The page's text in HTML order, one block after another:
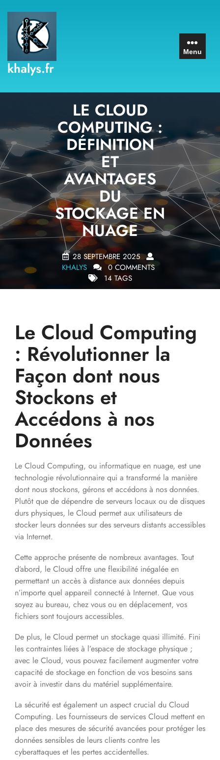
content
khalys.fr
Menu
LE CLOUD
COMPUTING :
DÉFINITION
ET
AVANTAGES
DU
STOCKAGE EN
NUAGE
28 SEPTEMBRE 2025
KHALYS
0 COMMENTS
14 TAGS
Le Cloud Computing
: Révolutionner la
Façon dont nous
Stockons et
Accédons à nos
Données
Le Cloud Computing, ou informatique en nuage, est une
technologie révolutionnaire qui a transformé la manière
dont nous stockons, gérons et accédons à nos données.
Plutôt que de dépendre de serveurs locaux ou de disques
durs physiques, le Cloud permet aux utilisateurs de
stocker leurs données sur des serveurs distants accessibles
via Internet.
Cette approche présente de nombreux avantages. Tout
d’abord, le Cloud offre une flexibilité inégalée en
permettant un accès à distance aux données depuis
n’importe quel appareil connecté à Internet. Que vous
soyez au bureau, chez vous ou en déplacement, vos
fichiers sont toujours accessibles.
De plus, le Cloud permet un stockage quasi illimité. Fini
les contraintes liées à l’espace de stockage physique ;
avec le Cloud, vous pouvez facilement augmenter votre
capacité de stockage en fonction de vos besoins sans
avoir à investir dans du matériel supplémentaire.
La sécurité est également un aspect crucial du Cloud
Computing. Les fournisseurs de services Cloud mettent en
place des mesures de sécurité avancées pour protéger les
données sensibles de leurs clients contre les
cyberattaques et les pertes accidentelles.